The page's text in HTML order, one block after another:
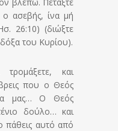
ασεβής, ίνα μή
26:10) (διώξτε
του Κυρίου).
τρομάξετε, και
που ο Θεός
μας… Ο Θεός
δούλο… και
πάθεις αυτό από